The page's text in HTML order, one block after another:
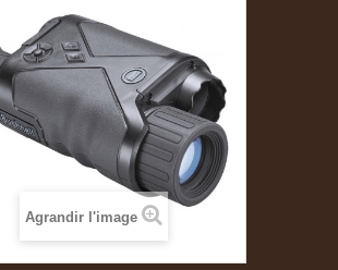
Agrandir l'image